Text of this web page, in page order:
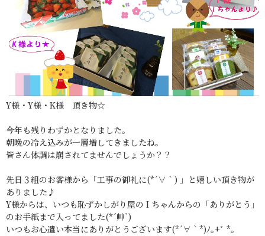
Y様・Y様・K様 頂き物☆
今年も残りわずかとなりました。
朝晩の冷え込みが一層増してきましたね。
皆さん体調は崩されてませんでしょうか？？
先日３組のお客様から「工事の御礼に(*´∀｀) 」と嬉しい頂き物が
ありました♪
Y様からは、いつも恥ずかしがり屋の I ちゃんからの「ありがとう」
のお手紙まで入ってました(*´艸`)
いつもお心遣い本当にありがとうございます(*´∀｀*)ﾉ｡+ﾟ *｡